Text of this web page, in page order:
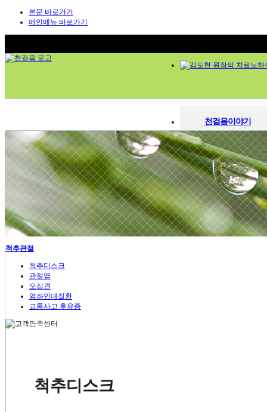
본문 바로가기
메인메뉴 바로가기
천걸음이야기
한의원소개
의료진소개
김도현 원장의 치료노하
청정한약 시스템
시설둘러보기
천걸음이야기
한의원소개
의료진 소개
김도현 원장의 치료노하우
청정한약 시스템
시설 둘러보기
오시는 길
척추관절
척추디스크
관절염
교통사고 후유증
내과질환
위장장애
대장질환
당뇨병
갱년기
면역질환
척추관절
척추디스크
관절염
오십견
염좌인대질환
교통사고 후유증
척추디스크